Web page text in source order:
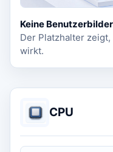
Keine
Der Platzhalter
wirkt.
CPU